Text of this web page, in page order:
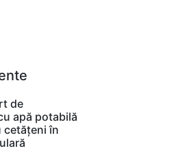
de
apă potabilă
cetățeni în